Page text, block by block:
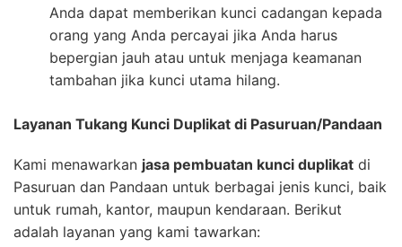
Anda dapat memberikan kunci cadangan kepada
orang yang Anda percayai jika Anda harus
bepergian jauh atau untuk menjaga keamanan
tambahan jika kunci utama hilang.
Layanan Tukang Kunci Duplikat di Pasuruan/Pandaan
Kami menawarkan jasa pembuatan kunci duplikat di
Pasuruan dan Pandaan untuk berbagai jenis kunci, baik
untuk rumah, kantor, maupun kendaraan. Berikut
adalah layanan yang kami tawarkan: